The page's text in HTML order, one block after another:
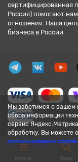
Мы заботимся о вашем
сбора информации
сервис
обработку. Вы можете
использования cookie.
сертифицированная
Россия) помогают
отношения. Наша
бизнеса в России.
Каталог Поиск